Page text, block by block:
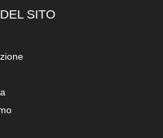
SITO